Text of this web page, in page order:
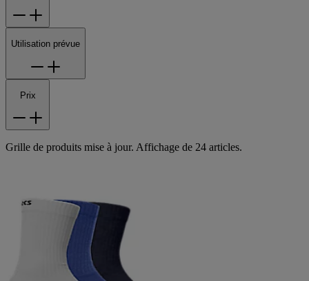
Utilisation prévue
Prix
Grille de produits mise à jour. Affichage de 24 articles.